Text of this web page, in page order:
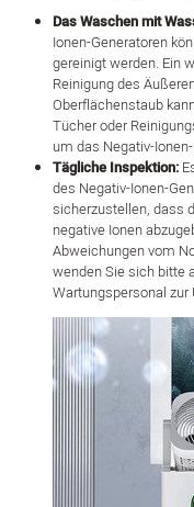
Das Waschen mit
Ionen-Generatoren
gereinigt werden. Ein
Reinigung des
Oberflächenstaub
Tücher oder
um das Negativ-
Tägliche Inspektion:
des Negativ-Ionen-
sicherzustellen, dass
negative Ionen
Abweichungen vom
wenden Sie sich bitte
Wartungspersonal zur